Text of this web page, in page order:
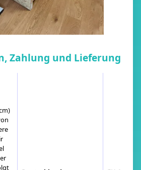
Zahlung und Lieferung